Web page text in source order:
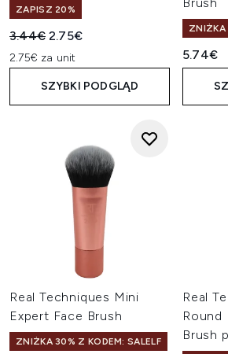
ZAPISZ 20%
Sugerowana cena detaliczna:
3.44€ Aktualna cena:
2.75€
2.75€ za unit
SZYBKI PODGLĄD
ZNIŻKA
5.74€
Real Techniques Mini
Expert Face Brush
ZNIŻKA 30% Z KODEM: SALELF
Real
Round
Brush